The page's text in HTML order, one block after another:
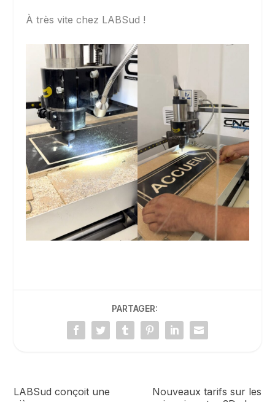
À très vite chez LABSud !
PARTAGER:
LABSud conçoit une
Nouveaux tarifs sur les